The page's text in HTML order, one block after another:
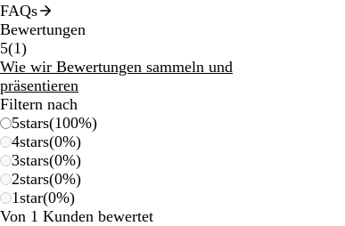
FAQs
Bewertungen
5(11
Bewertungen
)
Wie wir Bewertungen sammeln und
präsentieren
Filtern nach
5stars(100%)
4stars(0%)
3stars(0%)
2stars(0%)
1star(0%)
Von 1 Kunden bewertet